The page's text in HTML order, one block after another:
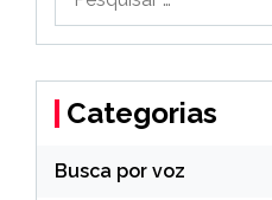
por:
Categorias
Busca por voz